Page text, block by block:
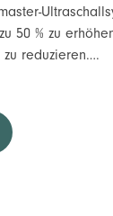
50 % zu
reduzieren….